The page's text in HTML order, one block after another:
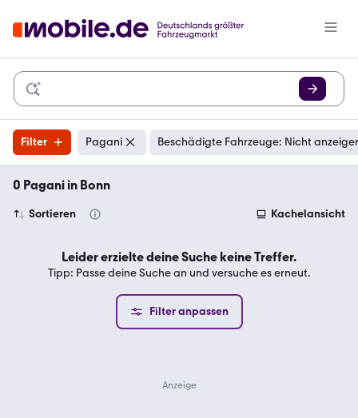
Filter Pagani Beschädigte Fahrzeuge: Nicht
0 Pagani in Bonn
Sortieren Kachelansicht
Leider erzielte deine Suche keine Treffer.
Tipp: Passe deine Suche an und versuche es erneut.
Filter anpassen